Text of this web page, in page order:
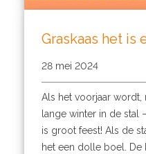
Graskaas het is
28 mei 2024
Als het voorjaar wordt,
lange winter in de stal
is groot feest! Als de
het een dolle boel. De